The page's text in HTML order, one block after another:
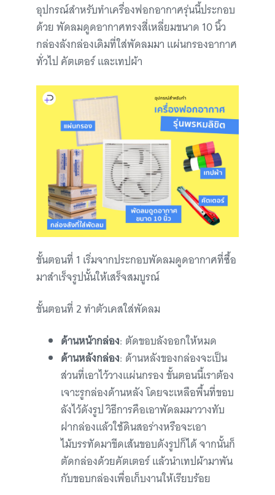
อุปกรณ์สำหรับทำเครื่องฟอกอากาศรุ่นนี้ประกอบ
ด้วย พัดลมดูดอากาศทรงสี่เหลี่ยมขนาด 10 นิ้ว
กล่องลังกล่องเดิมที่ใส่พัดลมมา แผ่นกรองอากาศ
ทั่วไป คัตเตอร์ และเทปผ้า
ขั้นตอนที่ 1 เริ่มจากประกอบพัดลมดูดอากาศที่ซื้อ
มาสำเร็จรูปนั้นให้เสร็จสมบูรณ์
ขั้นตอนที่ 2 ทำตัวเคสใส่พัดลม
ด้านหน้ากล่อง: ตัดขอบลังออกให้หมด
ด้านหลังกล่อง: ด้านหลังของกล่องจะเป็น
ส่วนที่เอาไว้วางแผ่นกรอง ขั้นตอนนี้เราต้อง
เจาะรูกล่องด้านหลัง โดยจะเหลือพื้นที่ขอบ
ลังไว้ดังรูป วิธีการคือเอาพัดลมมาวางทับ
ฝากล่องแล้วใช้ดินสอร่างหรือจะเอา
ไม้บรรทัดมาขีดเส้นขอบดังรูปก็ได้ จากนั้นก็
ตัดกล่องด้วยคัตเตอร์ แล้วนำเทปผ้ามาพัน
กับขอบกล่องเพื่อเก็บงานให้เรียบร้อย